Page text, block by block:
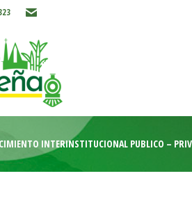
INTERINSTITUCIONAL PÚBLICO –